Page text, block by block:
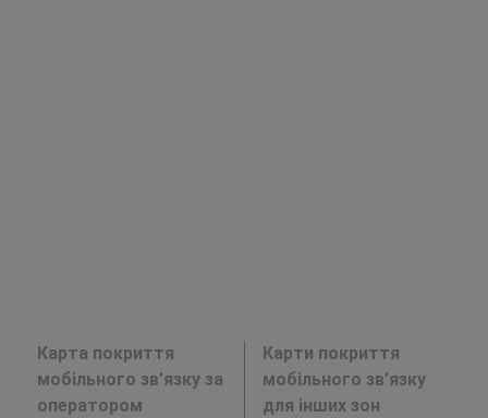
Карта покриття
мобільного зв’язку за
оператором
Карти покриття
мобільного зв’язку
для інших зон